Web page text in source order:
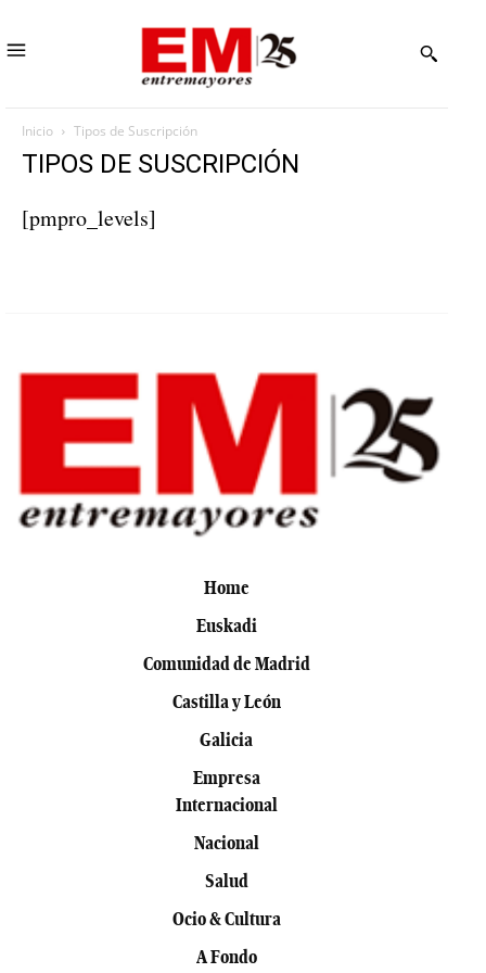
Inicio Tipos de Suscripción
TIPOS DE SUSCRIPCIÓN
[pmpro_levels]
Home
Euskadi
Comunidad de Madrid
Castilla y León
Galicia
Empresa
Internacional
Nacional
Salud
Ocio & Cultura
A Fondo